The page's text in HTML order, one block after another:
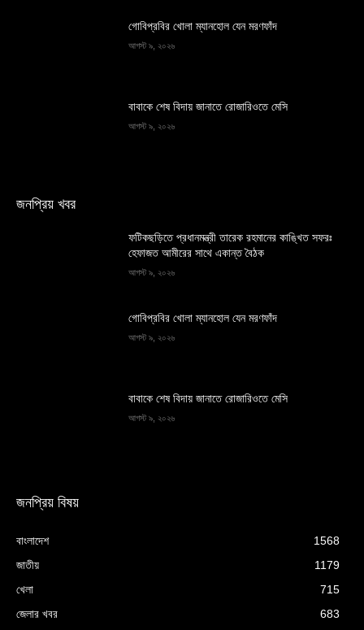
গোবিপ্রবির খোলা ম্যানহোল যেন মরণফাঁদ
আগস্ট ৯, ২০২৬
বাবাকে শেষ বিদায় জানাতে রোজারিওতে মেসি
আগস্ট ৯, ২০২৬
জনপ্রিয় খবর
ফটিকছড়িতে প্রধানমন্ত্রী তারেক রহমানের কাঙ্খিত সফরঃ
হেফাজত আমীরের সাথে একান্ত বৈঠক
আগস্ট ৯, ২০২৬
গোবিপ্রবির খোলা ম্যানহোল যেন মরণফাঁদ
আগস্ট ৯, ২০২৬
বাবাকে শেষ বিদায় জানাতে রোজারিওতে মেসি
আগস্ট ৯, ২০২৬
জনপ্রিয় বিষয়
বাংলাদেশ
1568
জাতীয়
1179
খেলা
715
জেলার খবর
683